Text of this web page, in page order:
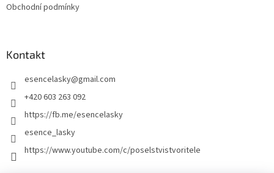
Obchodní podmínky
Kontakt
esencelasky@gmail.com
+420 603 263 092
https://fb.me/esencelasky
esence_lasky
https://www.youtube.com/c/poselstvistvoritele